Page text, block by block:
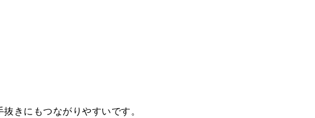
きにもつながりやすいです。